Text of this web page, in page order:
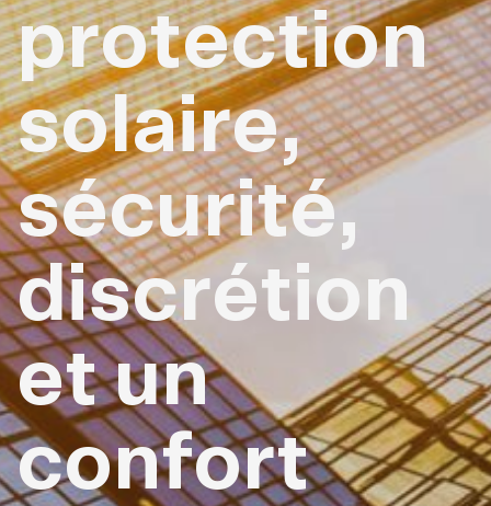
protection
solaire,
sécurité,
discrétion
et un
confort